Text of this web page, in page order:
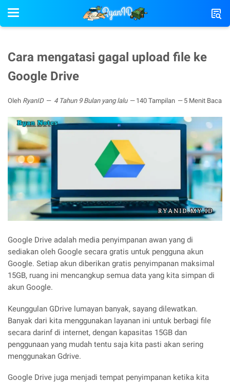
Cara mengatasi gagal upload file ke
Google Drive
Oleh RyanID 4 Tahun 9 Bulan yang lalu 140 Tampilan 5 Menit Baca
Google Drive adalah media penyimpanan awan yang di
sediakan oleh Google secara gratis untuk pengguna akun
Google. Setiap akun diberikan gratis penyimpanan maksimal
15GB, ruang ini mencangkup semua data yang kita simpan di
akun Google.
Keunggulan GDrive lumayan banyak, sayang dilewatkan.
Banyak dari kita menggunakan layanan ini untuk berbagi file
secara darinf di internet, dengan kapasitas 15GB dan
penggunaan yang mudah tentu saja kita pasti akan sering
menggunakan Gdrive.
Google Drive juga menjadi tempat penyimpanan ketika kita